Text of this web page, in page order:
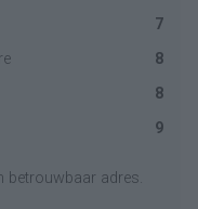
7
8
8
9
betrouwbaar adres.